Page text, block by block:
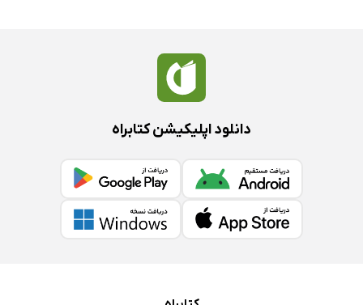
دانلود اپلیکیشن کتابراه